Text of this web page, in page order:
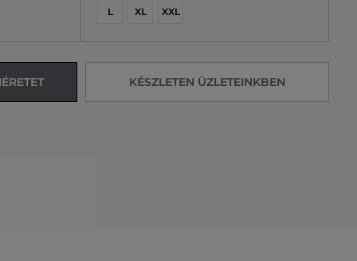
L XL XXL
KÉSZLETEN ÜZLETEINKBEN